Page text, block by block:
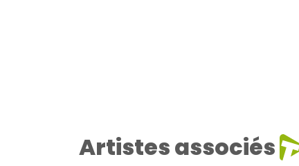
Artistes associés